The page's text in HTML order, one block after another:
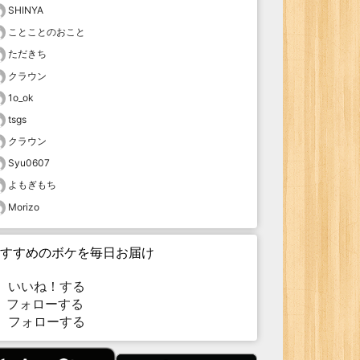
SHINYA
ことことのおこと
ただきち
クラウン
1o_ok
tsgs
クラウン
Syu0607
よもぎもち
Morizo
すめのボケを毎日お届け
いいね！する
ォローする
フォローする